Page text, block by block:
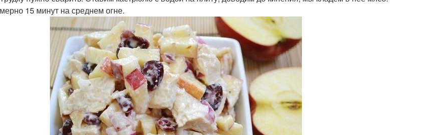
15 минут на среднем огне.